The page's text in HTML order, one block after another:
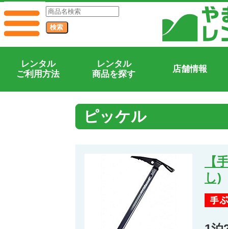
レンタル
ご利用方法
レンタル
商品を探す
店舗情報
ピッケル
【
し)